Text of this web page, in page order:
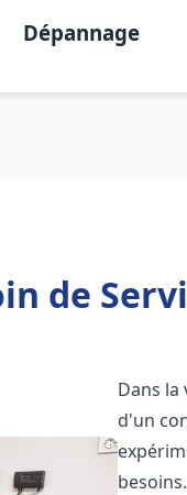
Dépannage
de
Dans
d'un